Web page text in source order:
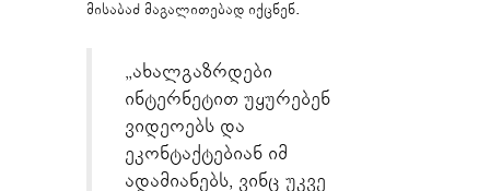
მისაბაძ მაგალითებად იქცნენ.
„ახალგაზრდები
ინტერნეტით უყურებენ
ვიდეოებს და
ეკონტაქტებიან იმ
ადამიანებს, ვინც უკვე